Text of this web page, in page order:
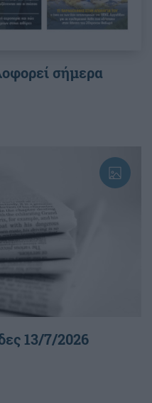
σήμερα
13/7/2026